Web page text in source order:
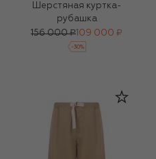
Шерстяная куртка-
рубашка
156 000 ₽ 109 000 ₽
-30%